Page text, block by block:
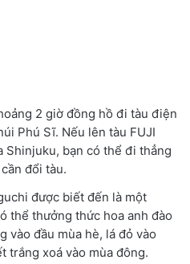
2 giờ đồng hồ đi tàu điện
Phú Sĩ. Nếu lên tàu FUJI
Shinjuku, bạn có thể đi thẳng
đổi tàu.
được biết đến là một
thể thưởng thức hoa anh đào
vào đầu mùa hè, lá đỏ vào
trắng xoá vào mùa đông.